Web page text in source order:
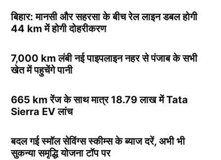
बिहार: मानसी और सहरसा के बीच रेल लाइन डबल होगी
44 km में होगी दोहरीकरण
7,000 km लंबी नई पाइपलाइन नहर से पंजाब के सभी
खेत में पहुचेंगे पानी
665 km रेंज के साथ मात्र 18.79 लाख में Tata
Sierra EV लांच
बदल गई स्मॉल सेविंग्स स्कीम्स के ब्याज दरें, अभी भी
सुकन्या समृद्धि योजना टॉप पर